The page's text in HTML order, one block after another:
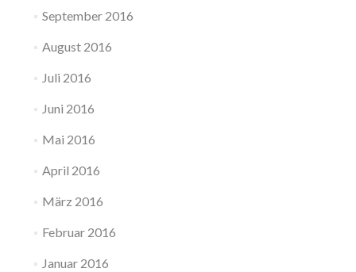
September 2016
August 2016
Juli 2016
Juni 2016
Mai 2016
April 2016
März 2016
Februar 2016
Januar 2016